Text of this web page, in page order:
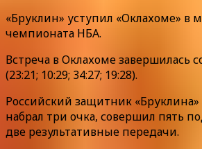
«Бруклин» уступил «Оклахоме» в
чемпионата НБА.
Встреча в Оклахоме завершилась
(23:21; 10:29; 34:27; 19:28).
Российский защитник
набрал три очка, совершил пять
две результативные передачи.